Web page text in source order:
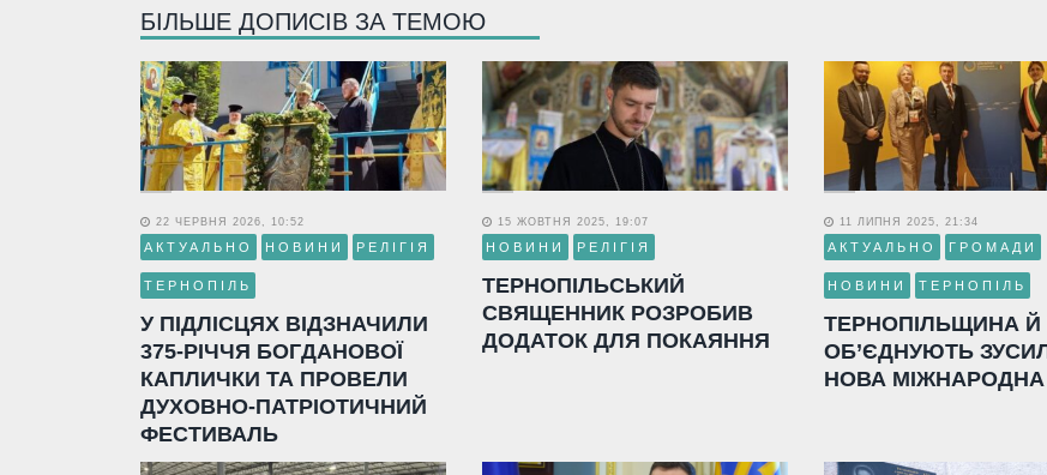
БІЛЬШЕ ДОПИСІВ ЗА ТЕМОЮ
22 ЧЕРВНЯ 2026, 10:52
АКТУАЛЬНО НОВИНИ РЕЛІГІЯ
ТЕРНОПІЛЬ
У ПІДЛІСЦЯХ ВІДЗНАЧИЛИ
375-РІЧЧЯ БОГДАНОВОЇ
КАПЛИЧКИ ТА ПРОВЕЛИ
ДУХОВНО-ПАТРІОТИЧНИЙ
ФЕСТИВАЛЬ
15 ЖОВТНЯ 2025, 19:07
НОВИНИ РЕЛІГІЯ
ТЕРНОПІЛЬСЬКИЙ
СВЯЩЕННИК РОЗРОБИВ
ДОДАТОК ДЛЯ ПОКАЯННЯ
11 ЛИПНЯ 2025, 21:34
АКТУАЛЬНО ГРОМАДИ
НОВИНИ ТЕРНОПІЛЬ
ТЕРНОПІЛЬЩИНА Й
ОБ’ЄДНУЮТЬ
НОВА МІЖНАРОДНА